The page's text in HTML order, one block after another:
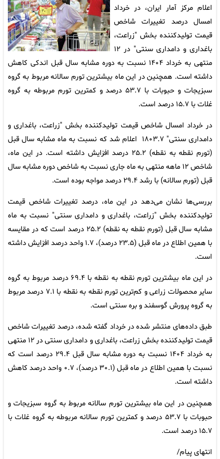
اعلام مرکز آمار ایران، در خرداد
امسال درصد تغییرات شاخص
قیمت تولیدکننده بخش "زراعت،
باغداری و دامداری سنتی" در ۱۲
منتهی به خرداد ۱۴۰۴ نسبت به دوره مشابه سال قبل اندکی کاهش
داشته‌ است. همچنین در این ماه بیشترین تورم سالانه مربوط به گروه
سبزیجات و حبوبات با ۵۳.۷ درصد و کمترین تورم مربوطه به گروه
غلات با ۱۵.۷ درصد است.
در خرداد امسال شاخص قیمت تولیدکننده بخش "زراعت، باغداری و
دامداری سنتی" ۱۸۰۳.۷ اعلام شد که نسبت به ماه مشابه سال قبل
(تورم نقطه به نقطه) ۲۵.۲ درصد افزایش داشته‌ است. در این ماه،
شاخص ۱۲ ماهه منتهی به ماه جاری نسبت به شاخص دوره مشابه سال
قبل (تورم سالانه) با رشد ۲۹.۴ درصد مواجه بوده‌ است.
بررسی‌ها نشان می‌دهد در این ماه، درصد تغییرات شاخص قیمت
تولیدکننده بخش "زراعت، باغداری و دامداری سنتی" نسبت به ماه
مشابه سال قبل (تورم نقطه به نقطه) ۲۵.۲ درصد است که در مقایسه
با همین اطلاع در ماه قبل (۲۳.۵ درصد)، ۱.۷ واحد درصد افزایش داشته‌
است.
در این ماه بیش­ترین تورم نقطه به نقطه با ۶۹.۴ درصد مربوط به گروه
سایر محصولات زراعی و کم‌ترین تورم نقطه به نقطه با ۷.۱ درصد مربوط
به گروه پرورش گوسفند و بره سنتی است.
طبق داده‌های منتشر شده در خرداد گفته شده، درصد تغییرات شاخص
قیمت تولیدکننده بخش زراعت، باغداری و دامداری سنتی در ۱۲ منتهی
به خرداد ۱۴۰۴ نسبت به دوره مشابه سال قبل ۲۹.۴ درصد است که
نسبت با همین اطلاع در ماه قبل (۳۰.۱ درصد)، ۰.۷ واحد درصد کاهش
داشته‌ است.
همچنین در این ماه بیشترین تورم سالانه مربوط به گروه سبزیجات و
حبوبات با ۵۳.۷ درصد و کمترین تورم سالانه مربوطه به گروه غلات با
۱۵.۷ درصد است.
انتهای پیام/